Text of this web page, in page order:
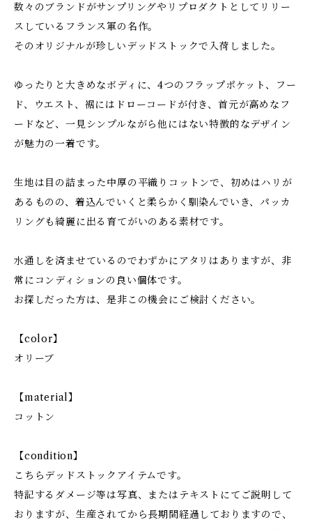
数々のブランドがサンプリングやリプロダクトとしてリリー
スしているフランス軍の名作。
そのオリジナルが珍しいデッドストックで入荷しました。
ゆったりと大きめなボディに、4つのフラップポケット、フー
ド、ウエスト、裾にはドローコードが付き、首元が高めなフ
ードなど、一見シンプルながら他にはない特徴的なデザイン
が魅力の一着です。
生地は目の詰まった中厚の平織りコットンで、初めはハリが
あるものの、着込んでいくと柔らかく馴染んでいき、パッカ
リングも綺麗に出る育てがいのある素材です。
水通しを済ませているのでわずかにアタリはありますが、非
常にコンディションの良い個体です。
お探しだった方は、是非この機会にご検討ください。
【color】
オリーブ
【material】
コットン
【condition】
こちらデッドストックアイテムです。
特記するダメージ等は写真、またはテキストにてご説明して
おりますが、生産されてから長期間経過しておりますので、